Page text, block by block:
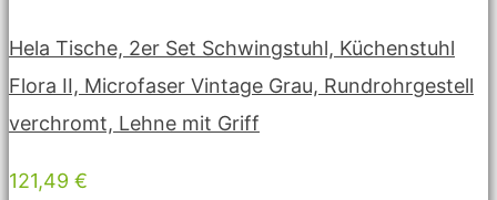
Hela Tische, 2er Set Schwingstuhl, Küchenstuhl
Flora II, Microfaser Vintage Grau, Rundrohrgestell
verchromt, Lehne mit Griff
121,49 €